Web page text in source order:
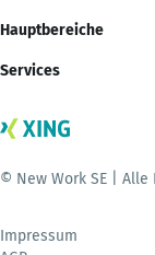
Hauptbereiche
Services
© New Work SE |
Impressum